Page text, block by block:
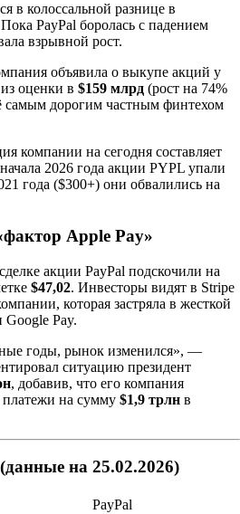
в колоссальной разнице в
PayPal боролась с падением
взрывной рост.
объявила о выкупе акций у
оценки в $159 млрд (рост на 74%
самым дорогим частным финтехом
компании на сегодня составляет
2026 года акции PYPL упали
года ($300+) они обвалились на
Apple Pay»
акции PayPal подскочили на
$47,02. Инвесторы видят в Stripe
которая застряла в жесткой
Pay.
годы, рынок изменился», —
ситуацию президент
, добавив, что его компания
платежи на сумму $1,9 трлн в
на 25.02.2026)
PayPal